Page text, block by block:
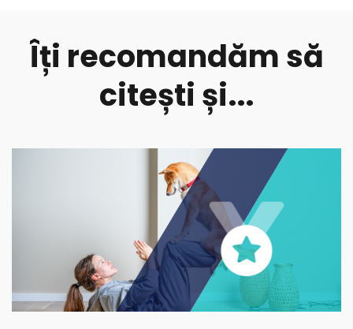
Îți recomandăm să
citești și...